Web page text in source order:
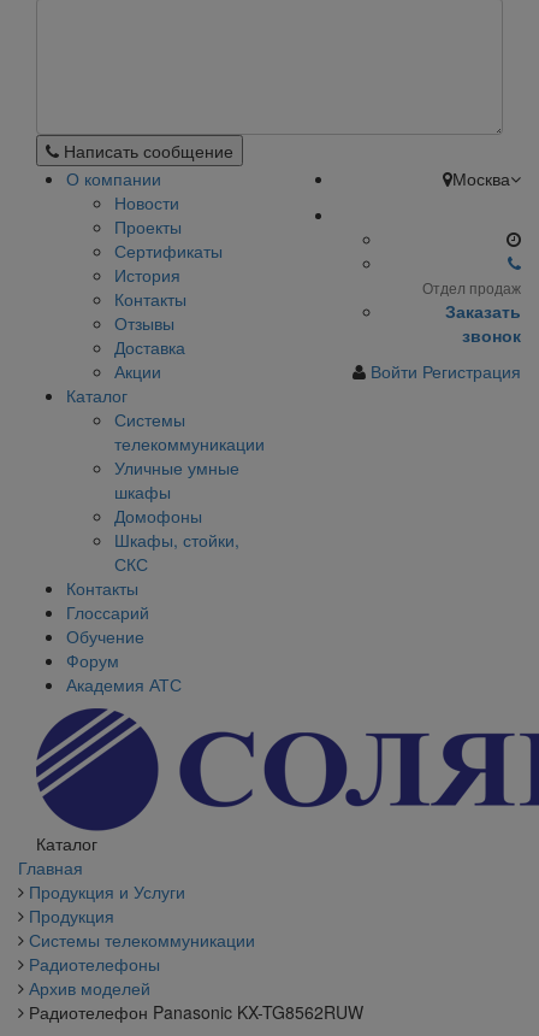
Написать сообщение
О компании
Новости
Проекты
Сертификаты
История
Контакты
Отзывы
Доставка
Акции
Каталог
Системы
телекоммуникации
Уличные умные
шкафы
Домофоны
Шкафы, стойки,
СКС
Контакты
Глоссарий
Обучение
Форум
Академия АТС
Москва
Отдел продаж
Заказать
звонок
Войти Регистрация
Каталог
Главная
Продукция и Услуги
Продукция
Системы телекоммуникации
Радиотелефоны
Архив моделей
Радиотелефон Panasonic KX-TG8562RUW